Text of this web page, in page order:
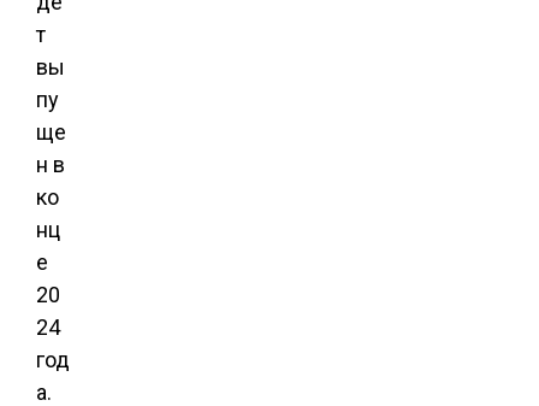
т
вы
пу
ще
н в
ко
нц
е
20
24
год
а.